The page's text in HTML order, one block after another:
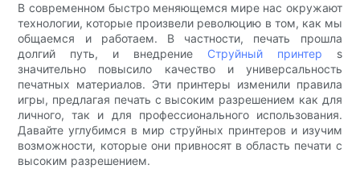
В современном быстро меняющемся мире нас окружают
технологии, которые произвели революцию в том, как мы
общаемся и работаем. В частности, печать прошла
долгий путь, и внедрение Струйный принтер s
значительно повысило качество и универсальность
печатных материалов. Эти принтеры изменили правила
игры, предлагая печать с высоким разрешением как для
личного, так и для профессионального использования.
Давайте углубимся в мир струйных принтеров и изучим
возможности, которые они привносят в область печати с
высоким разрешением.